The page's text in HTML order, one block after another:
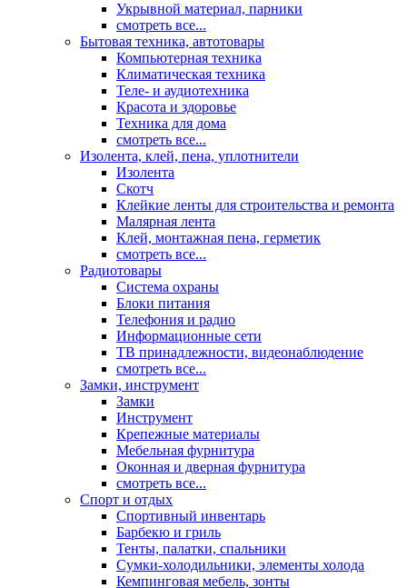
Укрывной материал, парники
смотреть все...
Бытовая техника, автотовары
Компьютерная техника
Климатическая техника
Теле- и аудиотехника
Красота и здоровье
Техника для дома
смотреть все...
Изолента, клей, пена, уплотнители
Изолента
Скотч
Клейкие ленты для строительства и ремонта
Малярная лента
Клей, монтажная пена, герметик
смотреть все...
Радиотовары
Система охраны
Блоки питания
Телефония и радио
Информационные сети
ТВ принадлежности, видеонаблюдение
смотреть все...
Замки, инструмент
Замки
Инструмент
Крепежные материалы
Мебельная фурнитура
Оконная и дверная фурнитура
смотреть все...
Спорт и отдых
Спортивный инвентарь
Барбекю и гриль
Тенты, палатки, спальники
Сумки-холодильники, элементы холода
Кемпинговая мебель, зонты